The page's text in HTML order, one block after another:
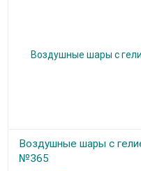
Воздушные шары с
№365